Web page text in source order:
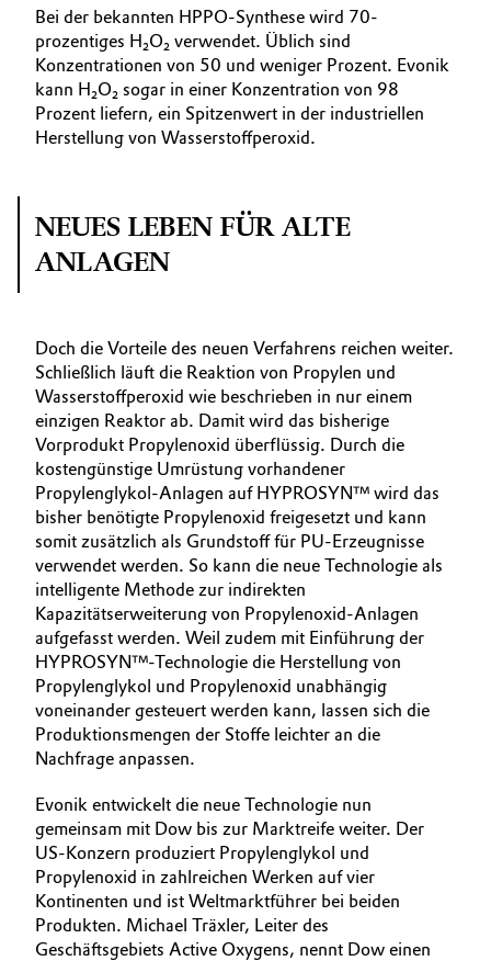
Bei der bekannten HPPO-Synthese wird 70-
prozentiges H₂O₂ verwendet. Üblich sind
Konzentrationen von 50 und weniger Prozent. Evonik
kann H₂O₂ sogar in einer Konzentration von 98
Prozent liefern, ein Spitzenwert in der industriellen
Herstellung von Wasserstoffperoxid.
NEUES LEBEN FÜR ALTE
ANLAGEN
Doch die Vorteile des neuen Verfahrens reichen weiter.
Schließlich läuft die Reaktion von Propylen und
Wasserstoffperoxid wie beschrieben in nur einem
einzigen Reaktor ab. Damit wird das bisherige
Vorprodukt Propylenoxid überflüssig. Durch die
kostengünstige Umrüstung vorhandener
Propylenglykol-Anlagen auf HYPROSYN™ wird das
bisher benötigte Propylenoxid freigesetzt und kann
somit zusätzlich als Grundstoff für PU-Erzeugnisse
verwendet werden. So kann die neue Technologie als
intelligente Methode zur indirekten
Kapazitätserweiterung von Propylenoxid-Anlagen
aufgefasst werden. Weil zudem mit Einführung der
HYPROSYN™-Technologie die Herstellung von
Propylenglykol und Propylenoxid unabhängig
voneinander gesteuert werden kann, lassen sich die
Produktionsmengen der Stoffe leichter an die
Nachfrage anpassen.
Evonik entwickelt die neue Technologie nun
gemeinsam mit Dow bis zur Marktreife weiter. Der
US-Konzern produziert Propylenglykol und
Propylenoxid in zahlreichen Werken auf vier
Kontinenten und ist Weltmarktführer bei beiden
Produkten. Michael Träxler, Leiter des
Geschäftsgebiets Active Oxygens, nennt Dow einen